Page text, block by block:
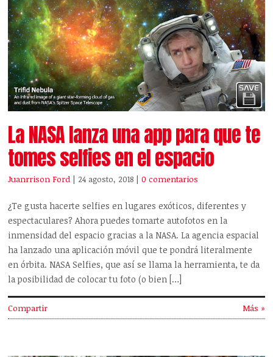
La NASA lanza una app para que te
tomes selfies en el espacio
Juanrrison Ford | 24 agosto, 2018 |0 comentarios
¿Te gusta hacerte selfies en lugares exóticos, diferentes y
espectaculares? Ahora puedes tomarte autofotos en la
inmensidad del espacio gracias a la NASA. La agencia espacial
ha lanzado una aplicación móvil que te pondrá literalmente
en órbita. NASA Selfies, que así se llama la herramienta, te da
la posibilidad de colocar tu foto (o bien […]
Compartir Más »